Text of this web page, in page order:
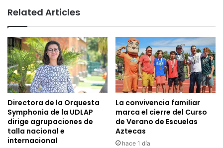
Related Articles
Directora de la Orquesta
Symphonia de la UDLAP
dirige agrupaciones de
talla nacional e
internacional
La convivencia familiar
marca el cierre del Curso
de Verano de Escuelas
Aztecas
hace 1 día